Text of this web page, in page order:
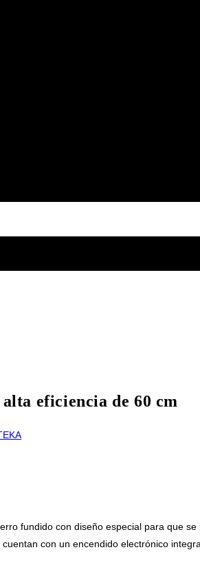
eficiencia de 60 cm
fundido con diseño especial para que
con un encendido electrónico